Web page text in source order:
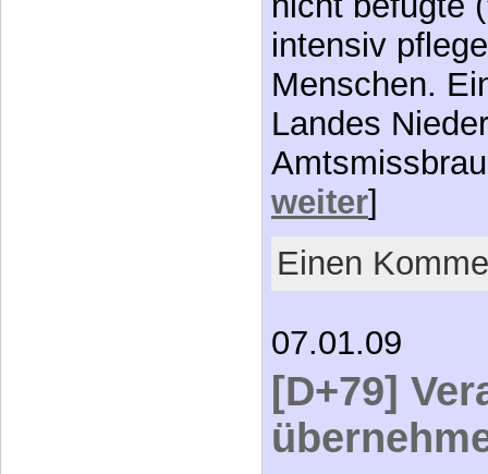
intensiv
Menschen.
Landes
weiter]
Einen
07.01.09
[D+79]